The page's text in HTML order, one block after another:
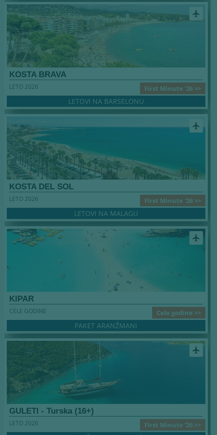
airplanemode_active
KOSTA BRAVA
First Minute '26 >>
LETO 2026
LETOVI NA BARSELONU
airplanemode_active
KOSTA DEL SOL
First Minute '26 >>
LETO 2026
LETOVI NA MALAGU
airplanemode_active
KIPAR
Cele godine >>
CELE GODINE
PAKET ARANŽMANI
airplanemode_active
GULETI - Turska (16+)
First Minute '26 >>
LETO 2026